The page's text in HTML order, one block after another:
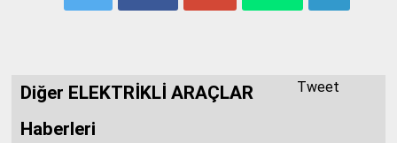
Tweet
Diğer ELEKTRİKLİ ARAÇLAR
Haberleri